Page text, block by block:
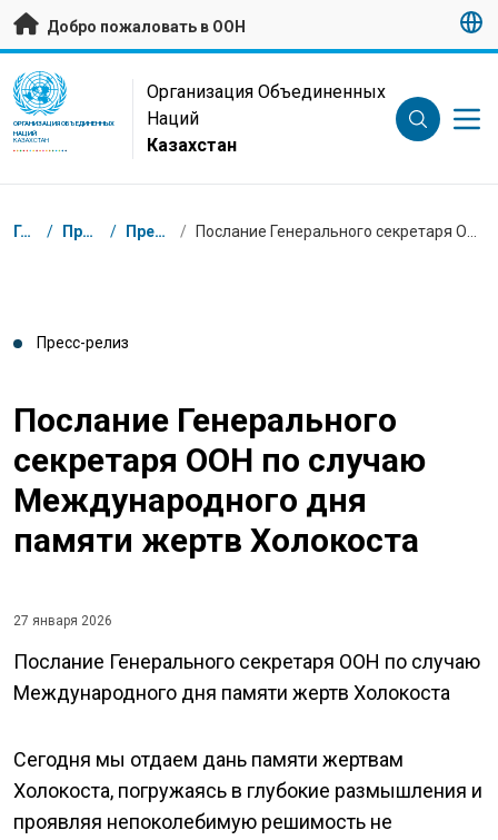
Перейти к основному содержанию
Добро пожаловать в ООН
UN Logo
ОРГАНИЗАЦИЯ ОБЪЕДИНЕННЫХ
НАЦИЙ
КАЗАХСТАН
Организация Объединенных
Наций
Казахстан
Навигационная цепочка
Главная / Пресс-центр / Пресс-релизы /
Пресс-релиз
Послание Генерального
секретаря ООН по случаю
Международного дня
памяти жертв Холокоста
27 января 2026
Послание Генерального секретаря ООН по случаю
Международного дня памяти жертв Холокоста
Сегодня мы отдаем дань памяти жертвам
Холокоста, погружаясь в глубокие размышления и
проявляя непоколебимую решимость не